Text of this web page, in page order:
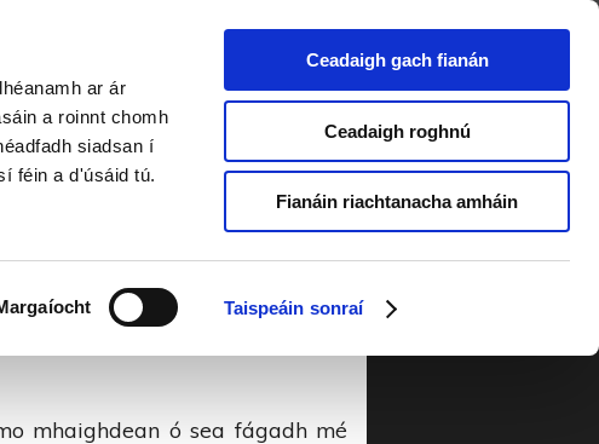
ar ár
a roinnt chomh
siadsan í
féin a d'úsáid tú.
Taispeáin sonraí
Ceadaigh gach fianán
Ceadaigh roghnú
Fianáin riachtanacha amháin
2016
an oíche úd raibh an tsráid seo is
ag trácht ar mo bhainis.
’gus an chláirseach dhá
mhaighdean ó sea fágadh mé